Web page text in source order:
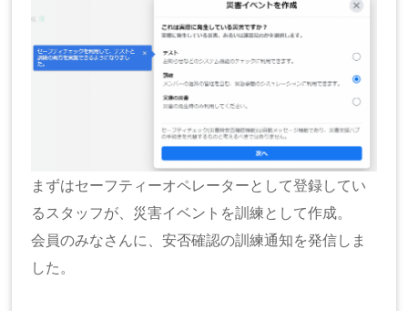
まずはセーフティーオペレーターとして登録してい
るスタッフが、災害イベントを訓練として作成。
会員のみなさんに、安否確認の訓練通知を発信しま
した。